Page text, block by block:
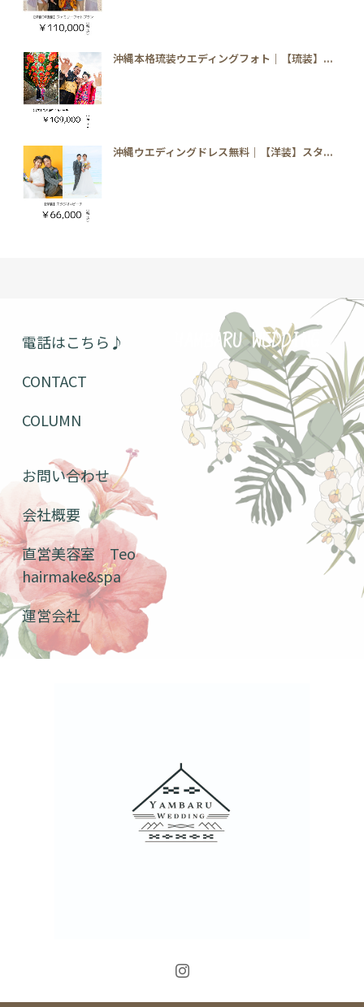
沖縄本格琉装ウエディングフォト｜【琉装】...
沖縄ウエディングドレス無料｜【洋装】スタ...
電話はこちら♪
CONTACT
COLUMN
YAMBARU WEDDING
お問い合わせ
会社概要
直営美容室 Teo
hairmake&spa
運営会社